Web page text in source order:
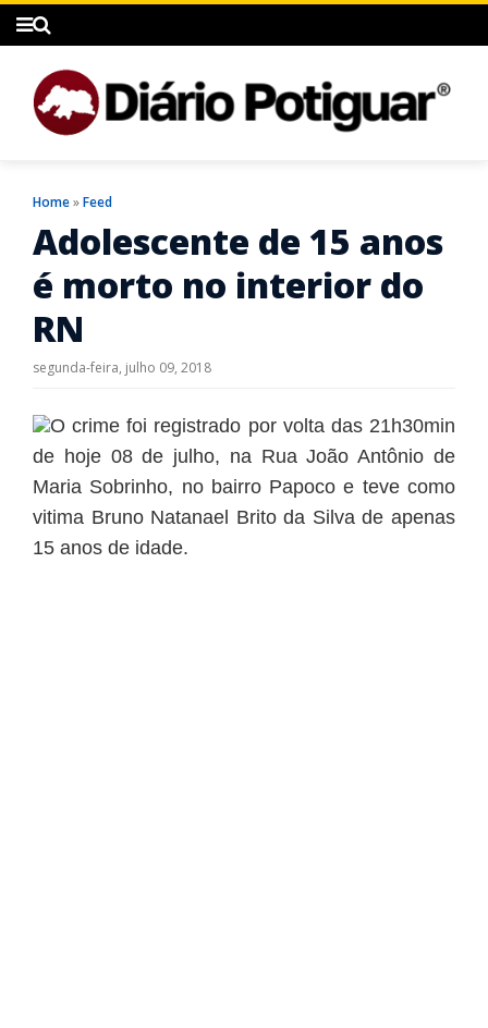
Home»Feed
Adolescente de 15 anos
é morto no interior do
RN
segunda-feira, julho 09, 2018
O crime foi registrado por volta das 21h30min
de hoje 08 de julho, na Rua João Antônio de
Maria Sobrinho, no bairro Papoco e teve como
vitima Bruno Natanael Brito da Silva de apenas
15 anos de idade.